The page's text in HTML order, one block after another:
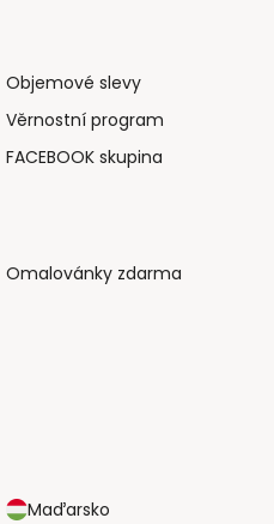
Maďarsko
Objemové slevy
Věrnostní program
FACEBOOK skupina
Omalovánky zdarma